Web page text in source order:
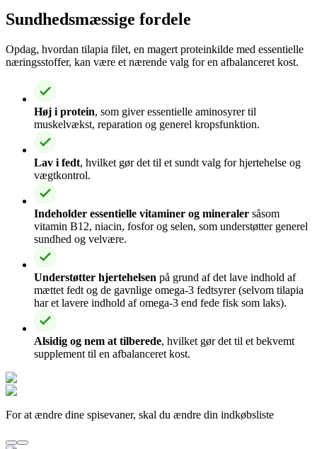
Sundhedsmæssige fordele
Opdag, hvordan tilapia filet, en magert proteinkilde med essentielle
næringsstoffer, kan være et nærende valg for en afbalanceret kost.
Høj i protein, som giver essentielle aminosyrer til
muskelvækst, reparation og generel kropsfunktion.
Lav i fedt, hvilket gør det til et sundt valg for hjertehelse og
vægtkontrol.
Indeholder essentielle vitaminer og mineraler såsom
vitamin B12, niacin, fosfor og selen, som understøtter generel
sundhed og velvære.
Understøtter hjertehelsen på grund af det lave indhold af
mættet fedt og de gavnlige omega-3 fedtsyrer (selvom tilapia
har et lavere indhold af omega-3 end fede fisk som laks).
Alsidig og nem at tilberede, hvilket gør det til et bekvemt
supplement til en afbalanceret kost.
For at ændre dine spisevaner, skal du ændre din indkøbsliste